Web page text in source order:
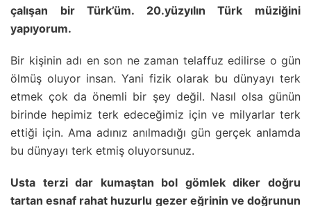
çalışan bir Türk’üm. 20.yüzyılın Türk müziğini
yapıyorum.
Bir kişinin adı en son ne zaman telaffuz edilirse o gün
ölmüş oluyor insan. Yani fizik olarak bu dünyayı terk
etmek çok da önemli bir şey değil. Nasıl olsa günün
birinde hepimiz terk edeceğimiz için ve milyarlar terk
ettiği için. Amа adınız anılmadığı gün gerçek anlamda
bu dünyayı terk etmiş oluyorsunuz.
Usta terzi dar kumaştan bol gömlek diker doğru
tartan esnaf rahat huzurlu gezer eğrinin ve doğrunun